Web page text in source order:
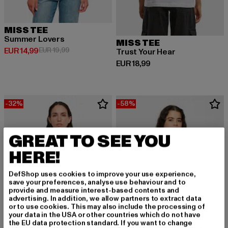
MISS TEE
Summer Lovers
EUR 14,99
Derzeitiger Preis: EUR 14,99
EUR 19,99Aktionspreis: EUR 19,99
MISS TEE
Trust Your Hear
EUR 18,99
Derzeitiger Preis: EUR 18,99
-32% -58%
GREAT TO SEE YOU
HERE!
DefShop uses cookies to improve your use experience,
save your preferences, analyse use behaviour and to
provide and measure interest-based contents and
advertising. In addition, we allow partners to extract data
or to use cookies. This may also include the processing of
your data in the USA or other countries which do not have
the EU data protection standard. If you want to change